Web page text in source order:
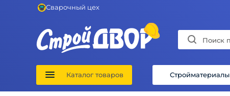
Сварочный цех
Каталог товаров Стройматериалы